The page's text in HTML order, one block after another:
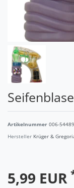
Artikelnummer 006-54489
Hersteller Krüger &
5,99 EUR